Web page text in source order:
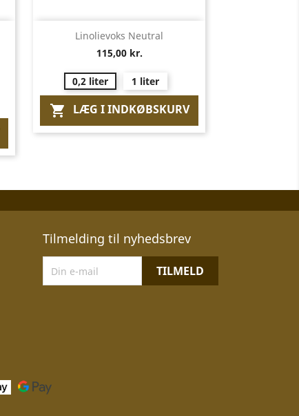
Vis her
Linolievoks Neutral
115,00 kr.
0,2 liter 1 liter
 LÆG I INDKØBSKURV
Tilmelding til nyhedsbrev